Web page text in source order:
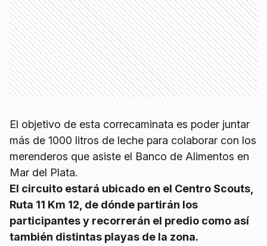
El objetivo de esta correcaminata es poder juntar
más de 1000 litros de leche para colaborar con los
merenderos que asiste el Banco de Alimentos en
Mar del Plata.
El circuito estará ubicado en el Centro Scouts,
Ruta 11 Km 12, de dónde partirán los
participantes y recorrerán el predio como así
también distintas playas de la zona.